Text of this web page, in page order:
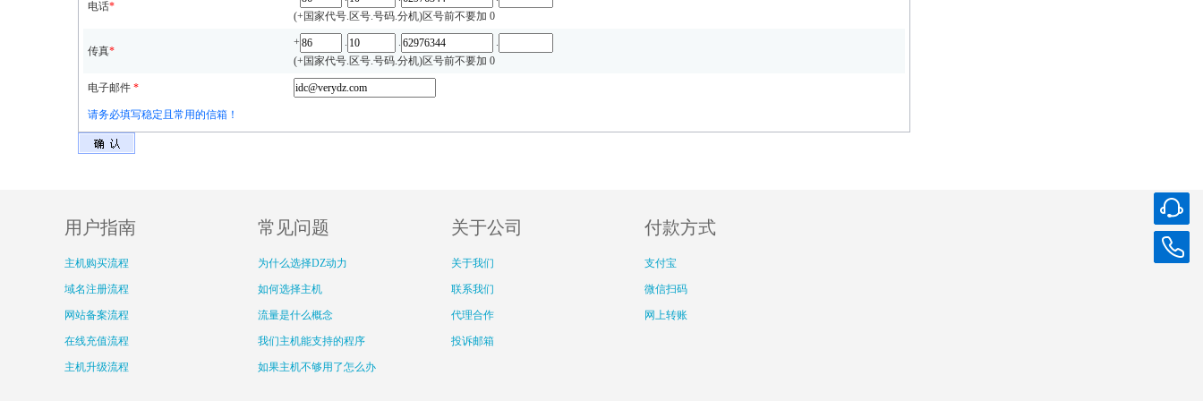
电话*
(+国家代号.区号.号码.分机)区号前不要加 0
传真*
+
(+国家代号.区号.号码.分机)区号前不要加 0
电子邮件 *
请务必填写稳定且常用的信箱！
用户指南
主机购买流程
域名注册流程
网站备案流程
在线充值流程
主机升级流程
常见问题
为什么选择DZ动力
如何选择主机
流量是什么概念
我们主机能支持的程序
如果主机不够用了怎么办
关于公司
关于我们
联系我们
代理合作
投诉邮箱
付款方式
支付宝
微信扫码
网上转账